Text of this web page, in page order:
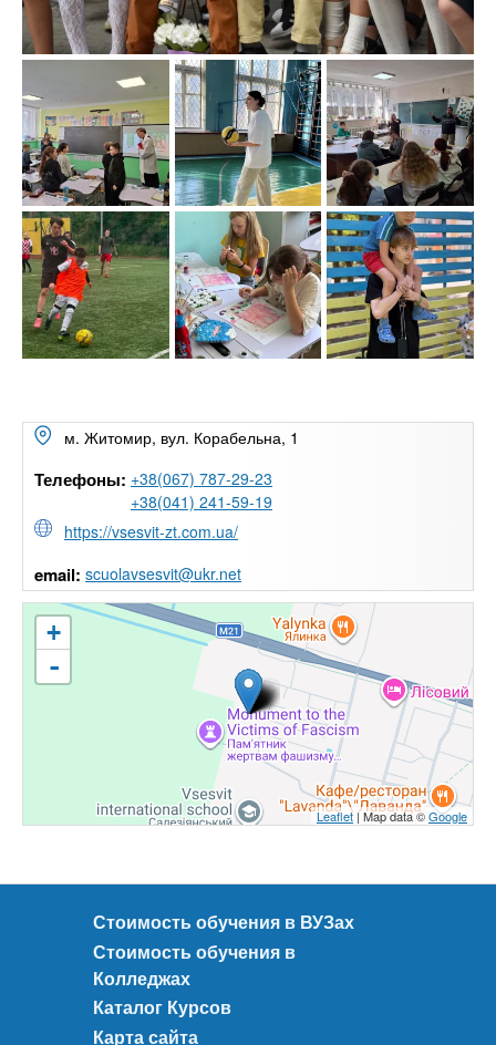
+
-
Leaflet | Map data ©Google
м. Житомир, вул. Корабельна, 1
Телефоны: +38(067) 787-29-23
+38(041) 241-59-19
https://vsesvit-zt.com.ua/
email: scuolavsesvit@ukr.net
Стоимость обучения в ВУЗах
Стоимость обучения в
Колледжах
Каталог Курсов
Карта сайта